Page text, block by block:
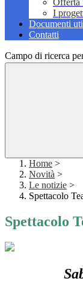
Offerta
I
Documenti
Contatti
Campo di ricerca
Home >
Novità >
Le notizie >
Spettacolo
Spettacolo